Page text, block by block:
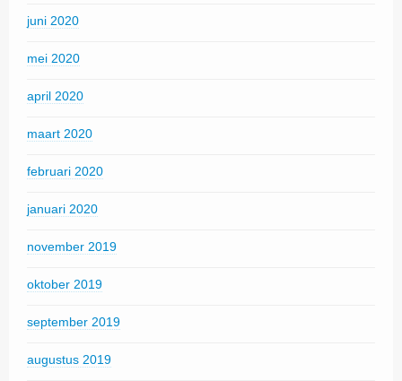
juni 2020
mei 2020
april 2020
maart 2020
februari 2020
januari 2020
november 2019
oktober 2019
september 2019
augustus 2019